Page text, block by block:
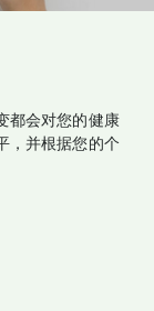
都会对您的健康
，并根据您的个